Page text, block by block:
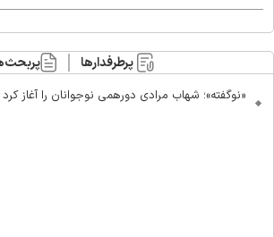
پرطرفدارها پربحث‌ها
«نوگفته»؛ شهاب مرادی دورهمی نوجوانان را آغاز کرد